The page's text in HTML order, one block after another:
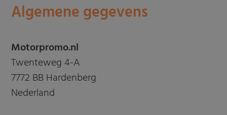
Algemene gegevens
Motorpromo.nl
Twenteweg 4-A
7772 BB Hardenberg
Nederland